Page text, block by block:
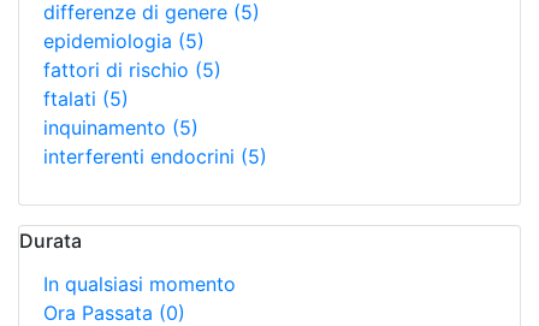
differenze di genere (5)
epidemiologia (5)
fattori di rischio (5)
ftalati (5)
inquinamento (5)
interferenti endocrini (5)
Durata
In qualsiasi momento
Ora Passata (0)